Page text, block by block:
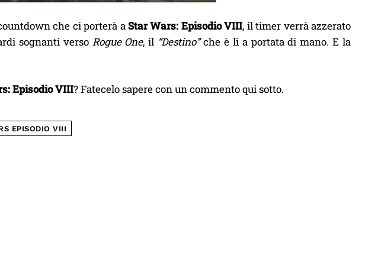
che ci porterà aStar Wars: Episodio VIII, il timer verrà azzerato
sognanti versoRogue One, il “Destino”che è lì a portata di mano. E la
Episodio VIII? Fatecelo sapere con un commento qui sotto.
EPISODIO VIII